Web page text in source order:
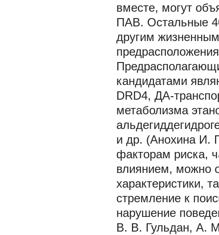
вместе, могут
ПАВ. Остальные
другим
кандидатами
DRD4, ДА-
метаболизма
и др. (Анохина И.
факторам риска,
влиянием, можно
характеристики,
стремление к
нарушение
В. В. Гульдан, А.